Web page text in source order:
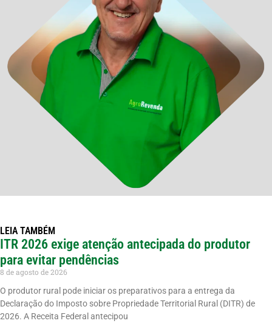
LEIA TAMBÉM
ITR 2026 exige atenção antecipada do produtor
para evitar pendências
8 de agosto de 2026
O produtor rural pode iniciar os preparativos para a entrega da
Declaração do Imposto sobre Propriedade Territorial Rural (DITR) de
2026. A Receita Federal antecipou